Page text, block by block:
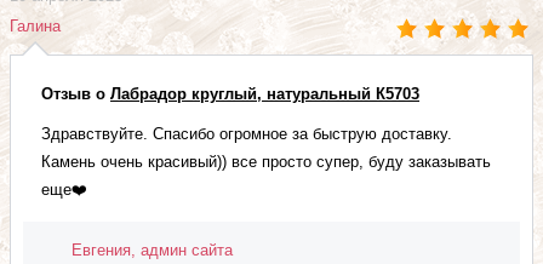
Галина
Отзыв о Лабрадор круглый, натуральный К5703
Здравствуйте. Спасибо огромное за быструю доставку.
Камень очень красивый)) все просто супер, буду заказывать
еще❤️
Евгения, админ сайта